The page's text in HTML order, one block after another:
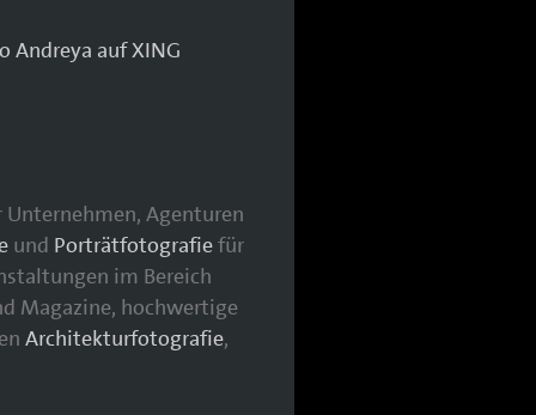
Agenturen
und Porträtfotografiefür
im Bereich
Magazine, hochwertige
Architekturfotografie,